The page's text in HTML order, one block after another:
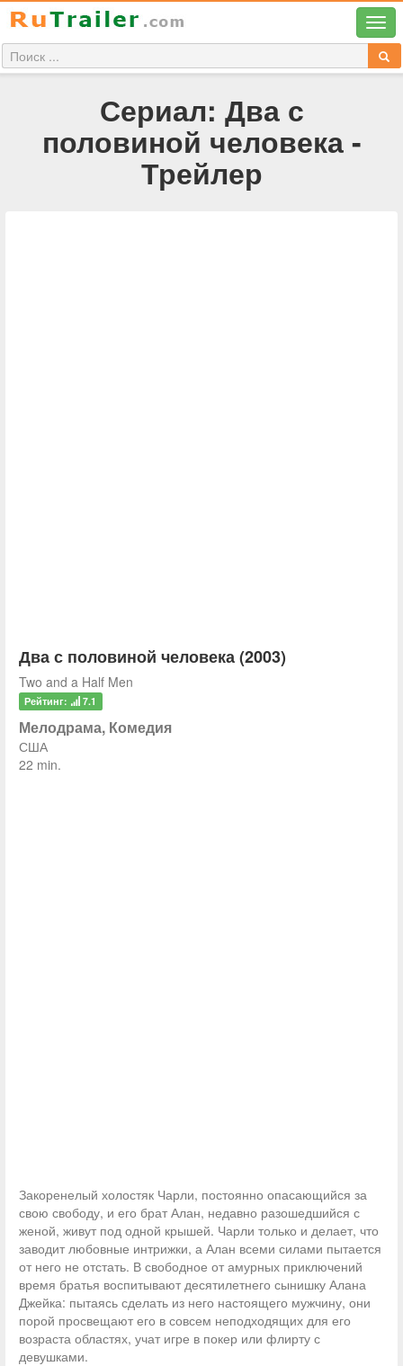
Сериал: Два с
половиной человека -
Трейлер
Два с половиной человека (2003)
Two and a Half Men
Рейтинг: 7.1
Мелодрама, Комедия
США
22 min.
Закоренелый холостяк Чарли, постоянно опасающийся за
свою свободу, и его брат Алан, недавно разошедшийся с
женой, живут под одной крышей. Чарли только и делает, что
заводит любовные интрижки, а Алан всеми силами пытается
от него не отстать. В свободное от амурных приключений
время братья воспитывают десятилетнего сынишку Алана
Джейка: пытаясь сделать из него настоящего мужчину, они
порой просвещают его в совсем неподходящих для его
возраста областях, учат игре в покер или флирту с
девушками.